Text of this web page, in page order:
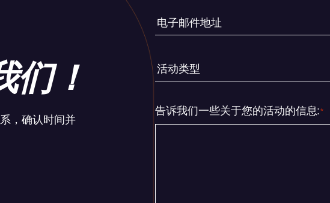
们！
，确认时间并
电
子
件
地
*
活
动
型
告诉我们一些关于您的活动的信息:*